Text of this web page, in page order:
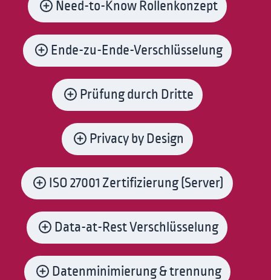
Need-to-Know Rollenkonzept
Ende-zu-Ende-Verschlüsselung
Prüfung durch Dritte
Privacy by Design
ISO 27001 Zertifizierung (Server)
Data-at-Rest Verschlüsselung
Datenminimierung & trennung